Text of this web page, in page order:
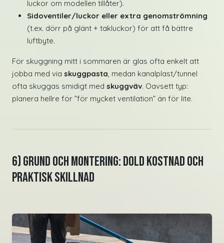
luckor om modellen tillåter).
Sidoventiler/luckor eller extra genomströmning
(t.ex. dörr på glänt + takluckor) för att få bättre
luftbyte.
För skuggning mitt i sommaren är glas ofta enkelt att
jobba med via skuggpasta, medan kanalplast/tunnel
ofta skuggas smidigt med skuggväv. Oavsett typ:
planera hellre för ”för mycket ventilation” än för lite.
6) Grund och montering: Dold kostnad och
praktisk skillnad